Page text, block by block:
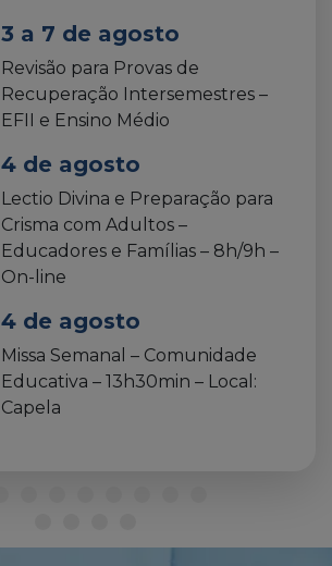
3 a 7 de agosto
Revisão para Provas de
Recuperação Intersemestres –
EFII e Ensino Médio
4 de agosto
Lectio Divina e Preparação para
Crisma com Adultos –
Educadores e Famílias – 8h/9h –
On-line
4 de agosto
Missa Semanal – Comunidade
Educativa – 13h30min – Local:
Capela